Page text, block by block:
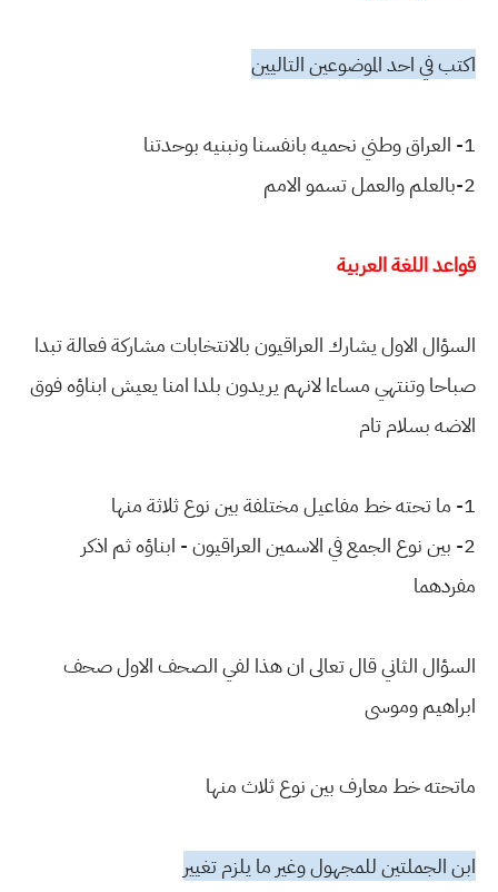
اكتب في احد الموضوعين التاليين
1- العراق وطني نحميه بانفسنا ونبنيه بوحدتنا
2-بالعلم والعمل تسمو الامم
قواعد اللغة العربية
السؤال الاول يشارك العراقيون بالانتخابات مشاركة فعالة تبدا
صباحا وتنتهي مساءا لانهم يريدون بلدا امنا يعيش ابناؤه فوق
الاضه بسلام تام
1- ما تحته خط مفاعيل مختلفة بين نوع ثلاثة منها
2- بين نوع الجمع في الاسمين العراقيون - ابناؤه ثم اذكر
مفردهما
السؤال الثاني قال تعالى ان هذا لفي الصحف الاول صحف
ابراهيم وموسى
ماتحته خط معارف بين نوع ثلاث منها
ابن الجملتين للمجهول وغير ما يلزم تغيير